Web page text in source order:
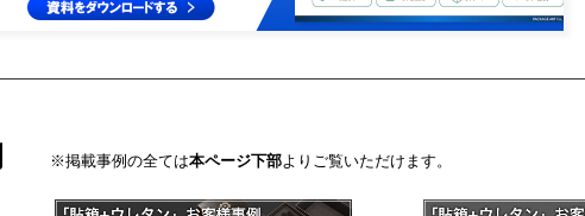
※掲載事例の全ては本ページ下部よりご覧いただけます。